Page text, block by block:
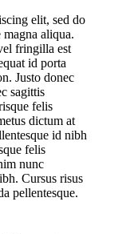
elit, sed do
aliqua.
fringilla est
id porta
Justo donec
sagittis
felis
dictum at
id nibh
felis
nunc
Cursus risus
pellentesque.